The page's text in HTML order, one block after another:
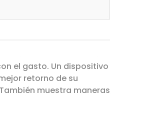
el gasto. Un dispositivo
retorno de su
muestra maneras